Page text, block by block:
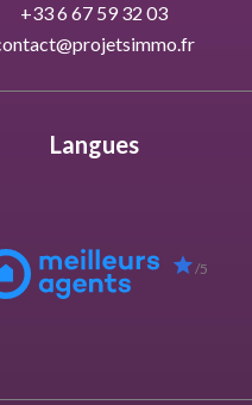
+33 6 67 59 32 03
Langues
/5